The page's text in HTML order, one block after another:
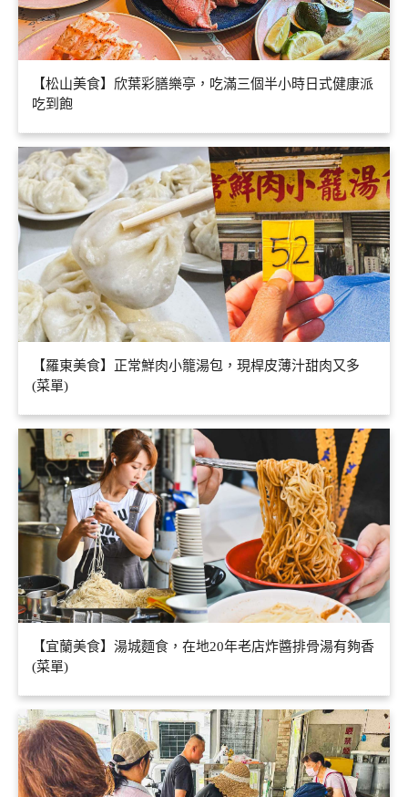
【松山美食】欣葉彩膳樂亭，吃滿三個半小時日式健康派
吃到飽
【羅東美食】正常鮮肉小籠湯包，現桿皮薄汁甜肉又多
(菜單)
【宜蘭美食】湯城麵食，在地20年老店炸醬排骨湯有夠香
(菜單)